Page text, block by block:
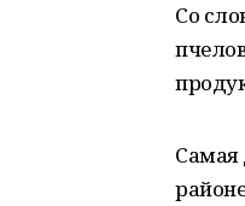
Со
Самая